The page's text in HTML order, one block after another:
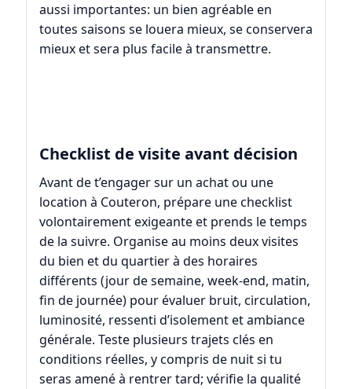
aussi importantes: un bien agréable en
toutes saisons se louera mieux, se conservera
mieux et sera plus facile à transmettre.
Checklist de visite avant décision
Avant de t’engager sur un achat ou une
location à Couteron, prépare une checklist
volontairement exigeante et prends le temps
de la suivre. Organise au moins deux visites
du bien et du quartier à des horaires
différents (jour de semaine, week-end, matin,
fin de journée) pour évaluer bruit, circulation,
luminosité, ressenti d’isolement et ambiance
générale. Teste plusieurs trajets clés en
conditions réelles, y compris de nuit si tu
seras amené à rentrer tard; vérifie la qualité